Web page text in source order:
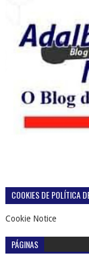
COOKIES DE POLÍTICA
Cookie Notice
PÁGINAS